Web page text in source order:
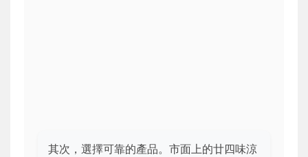
其次，選擇可靠的產品。市面上的廿四味涼